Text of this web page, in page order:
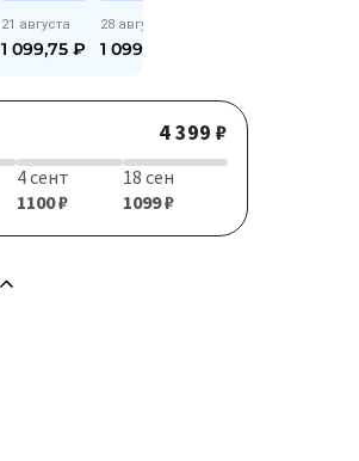
21 августа
1 099,75 ₽
28 августа
1 099,75
4 399 ₽
4 сент
1100 ₽
18 сен
1099 ₽